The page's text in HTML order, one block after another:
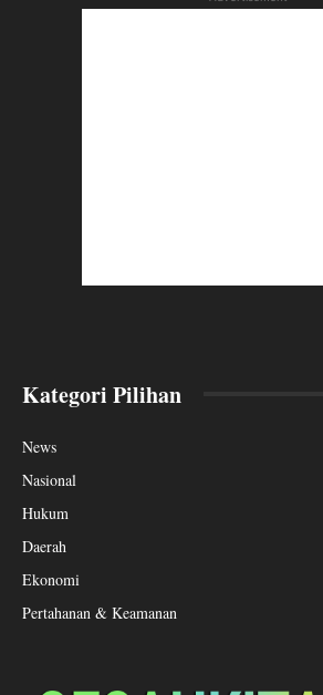
Kategori Pilihan
News
Nasional
Hukum
Daerah
Ekonomi
Pertahanan & Keamanan